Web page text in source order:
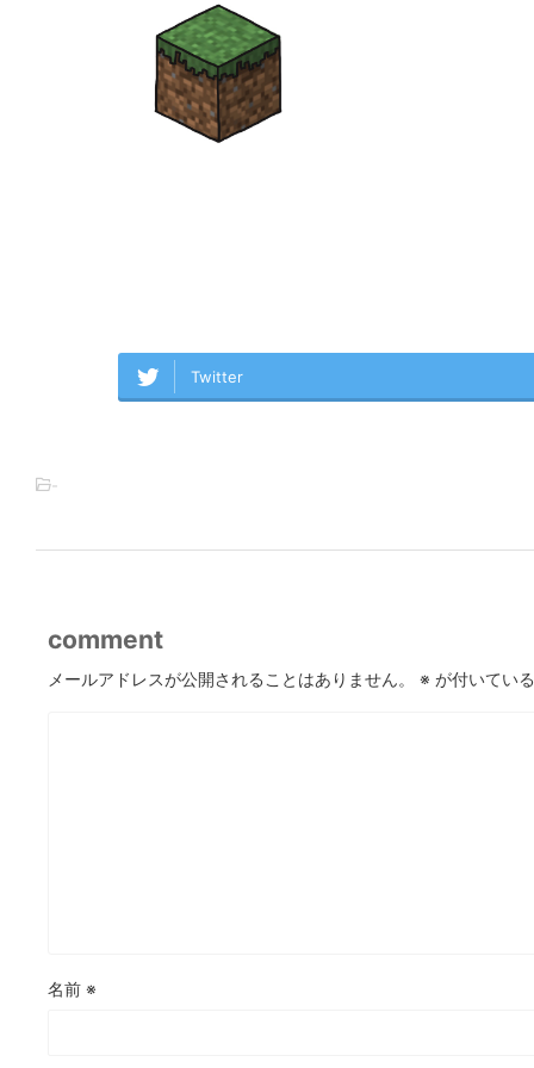
Twitter
-
comment
メールアドレスが公開されることはありません。 ※ が付いてい
名前 ※